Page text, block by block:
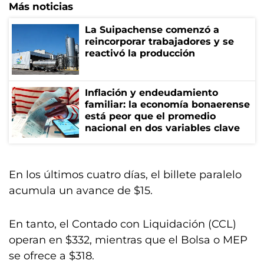
Más noticias
La Suipachense comenzó a
reincorporar trabajadores y se
reactivó la producción
Inflación y endeudamiento
familiar: la economía bonaerense
está peor que el promedio
nacional en dos variables clave
En los últimos cuatro días, el billete paralelo
acumula un avance de $15.
En tanto, el Contado con Liquidación (CCL)
operan en $332, mientras que el Bolsa o MEP
se ofrece a $318.